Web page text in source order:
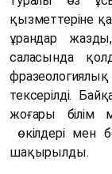
қызметтеріне
ұрандар
саласында
тексерілді.
жоғары білім
өкілдері мен
шақырылды.